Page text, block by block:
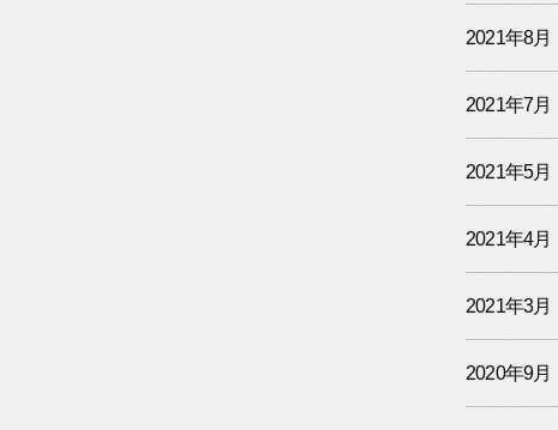
2021年8月
2021年7月
2021年5月
2021年4月
2021年3月
2020年9月